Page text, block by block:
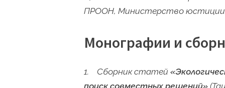
ПРООН, Министерство юстиции
Монографии и
1. Сборник статей
поиск совместных решений»